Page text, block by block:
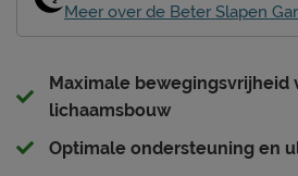
Meer over de Beter Slapen
Maximale bewegingsvrijheid
lichaamsbouw
Optimale ondersteuning en